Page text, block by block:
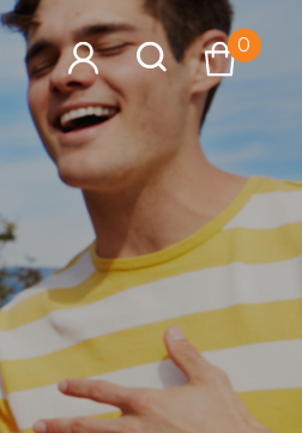
0
查看購物車